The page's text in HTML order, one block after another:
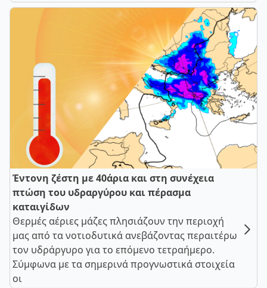
Έντονη ζέστη με 40άρια και στη συνέχεια
πτώση του υδραργύρου και πέρασμα
καταιγίδων
Θερμές αέριες μάζες πλησιάζουν την περιοχή
μας από τα νοτιοδυτικά ανεβάζοντας περαιτέρω
τον υδράργυρο για το επόμενο τετραήμερο.
Σύμφωνα με τα σημερινά προγνωστικά στοιχεία
οι